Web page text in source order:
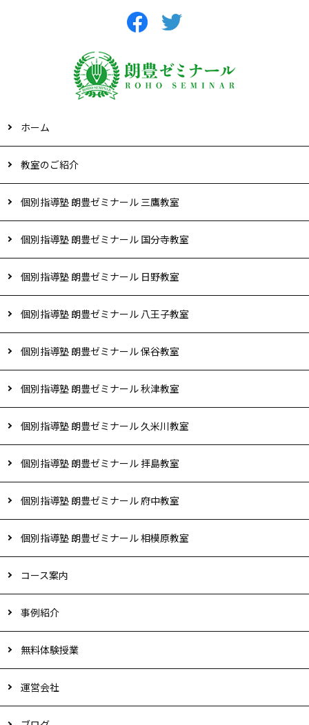
ホーム
教室のご紹介
個別指導塾 朗豊ゼミナール 三鷹教室
個別指導塾 朗豊ゼミナール 国分寺教室
個別指導塾 朗豊ゼミナール 日野教室
個別指導塾 朗豊ゼミナール 八王子教室
個別指導塾 朗豊ゼミナール 保谷教室
個別指導塾 朗豊ゼミナール 秋津教室
個別指導塾 朗豊ゼミナール 久米川教室
個別指導塾 朗豊ゼミナール 拝島教室
個別指導塾 朗豊ゼミナール 府中教室
個別指導塾 朗豊ゼミナール 相模原教室
コース案内
事例紹介
無料体験授業
運営会社